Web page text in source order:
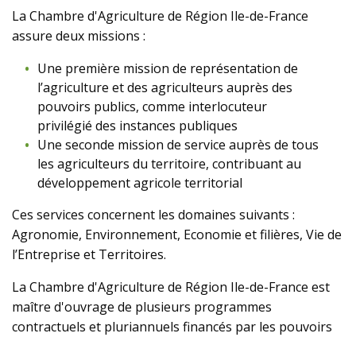
La Chambre d'Agriculture de Région Ile-de-France
assure deux missions :
Une première mission de représentation de
l’agriculture et des agriculteurs auprès des
pouvoirs publics, comme interlocuteur
privilégié des instances publiques
Une seconde mission de service auprès de tous
les agriculteurs du territoire, contribuant au
développement agricole territorial
Ces services concernent les domaines suivants :
Agronomie, Environnement, Economie et filières, Vie de
l’Entreprise et Territoires.
La Chambre d'Agriculture de Région Ile-de-France est
maître d'ouvrage de plusieurs programmes
contractuels et pluriannuels financés par les pouvoirs